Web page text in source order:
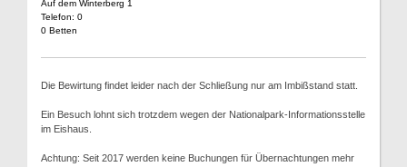
Auf dem Winterberg 1
Telefon: 0
0 Betten
Die Bewirtung findet leider nach der Schließung nur am Imbißstand statt.
Ein Besuch lohnt sich trotzdem wegen der Nationalpark-Informationsstelle
im Eishaus.
Achtung: Seit 2017 werden keine Buchungen für Übernachtungen mehr